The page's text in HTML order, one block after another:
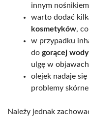
innym
warto dodać
kosmetyków,
w przypadku
do gorącej wody
ulgę w
olejek nadaje się
problemy
Należy jednak